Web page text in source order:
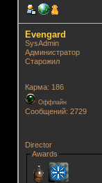
Evengard
SysAdmin
Администратор
Старожил
Карма: 186
Оффлайн
Сообщений: 2729
Director
Awards